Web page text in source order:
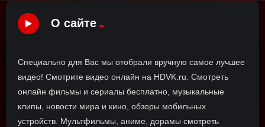
О сайте
Специально для Вас мы отобрали вручную самое лучшее
видео! Смотрите видео онлайн на HDVK.ru. Смотреть
онлайн фильмы и сериалы бесплатно, музыкальные
клипы, новости мира и кино, обзоры мобильных
устройств. Мультфильмы, аниме, дорамы смотреть